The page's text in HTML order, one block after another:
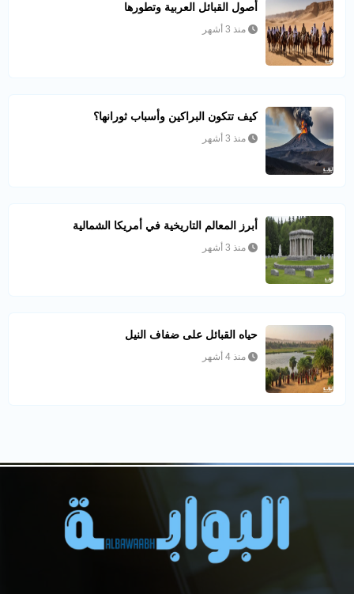
أصول القبائل العربية وتطورها
منذ 3 أشهر
كيف تتكون البراكين وأسباب ثورانها؟
منذ 3 أشهر
أبرز المعالم التاريخية في أمريكا الشمالية
منذ 3 أشهر
حياه القبائل على ضفاف النيل
منذ 4 أشهر